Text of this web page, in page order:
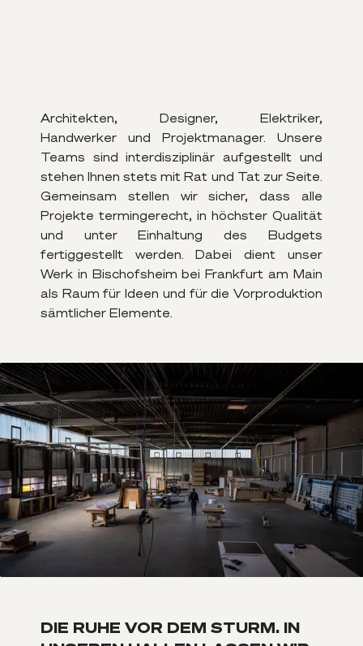
Architekten, Designer, Elektriker,
Handwerker und Projektmanager. Unsere
Teams sind interdisziplinär aufgestellt und
stehen Ihnen stets mit Rat und Tat zur Seite.
Gemeinsam stellen wir sicher, dass alle
Projekte termingerecht, in höchster Qualität
und unter Einhaltung des Budgets
fertiggestellt werden. Dabei dient unser
Werk in Bischofsheim bei Frankfurt am Main
als Raum für Ideen und für die Vorproduktion
sämtlicher Elemente.
DIE RUHE VOR DEM STURM. IN